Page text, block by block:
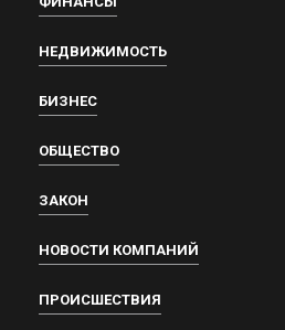
НЕДВИЖИМОСТЬ
БИЗНЕС
ОБЩЕСТВО
ЗАКОН
НОВОСТИ КОМПАНИЙ
ПРОИСШЕСТВИЯ